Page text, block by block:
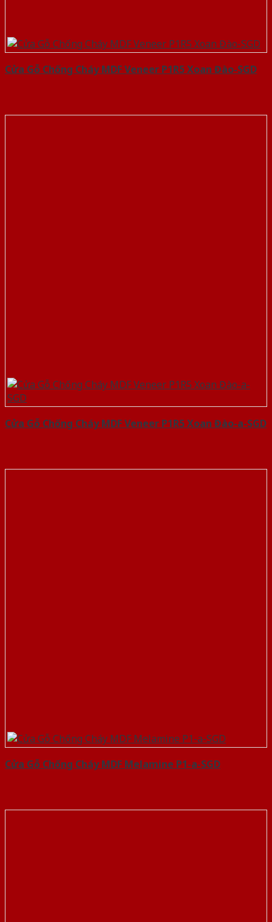
Cửa Gỗ Chống Cháy MDF Veneer P1R5 Xoan Đào-SGD
Cửa Gỗ Chống Cháy MDF Veneer P1R5 Xoan Đào-a-SGD
Cửa Gỗ Chống Cháy MDF Melamine P1-a-SGD